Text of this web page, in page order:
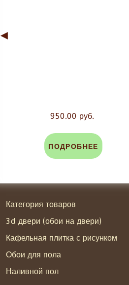
◄
950.00 руб.
ПОДРОБНЕЕ
Категория товаров
3d двери (обои на двери)
Кафельная плитка с рисунком
Обои для пола
Наливной пол